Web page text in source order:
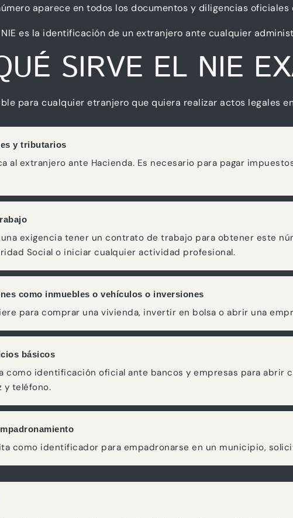
aparece en todos los documentos y diligencias
es la identificación de un extranjero ante cualquier
SIRVE EL NIE
para cualquier etranjero que quiera realizar actos legales
y tributarios
al extranjero ante Hacienda. Es necesario para pagar
exigencia tener un contrato de trabajo para obtener este
Social o iniciar cualquier actividad profesional.
como inmuebles o vehículos o inversiones
para comprar una vivienda, invertir en bolsa o abrir una
básicos
como identificación oficial ante bancos y empresas para
y teléfono.
como identificador para empadronarse en un municipio,